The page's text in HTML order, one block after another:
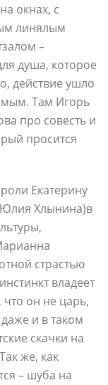
окнах, с
линялым
–
душа, которое
действие ушло
Там Игорь
про совесть и
просится
Екатерину
Юлия Хлынина)в
страстью
владеет
он не царь,
и в таком
скачки на
же, как
– шуба на